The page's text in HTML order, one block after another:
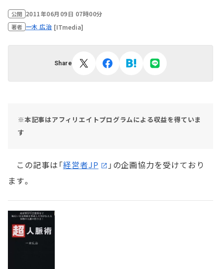
公開 2011年06月09日 07時00分
著者 一木 広治 [ITmedia]
Share
※本記事はアフィリエイトプログラムによる収益を得ていま
す
この記事は「経営者JP
」の企画協力を受けており
ます。